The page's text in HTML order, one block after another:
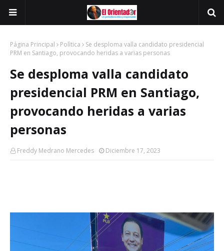
Página Principal Polìtica
Se desploma valla candidato presidencial
PRM en Santiago, provocando heridas a varias personas
Se desploma valla candidato
presidencial PRM en Santiago,
provocando heridas a varias
personas
Freddy Medrano Mercedes Diciembre 17, 2023